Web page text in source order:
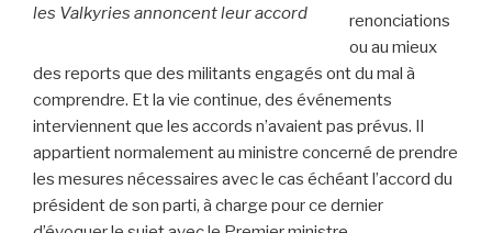
les Valkyries annoncent leur accord
renonciations
ou au mieux
des reports que des militants engagés ont du mal à
comprendre. Et la vie continue, des événements
interviennent que les accords n’avaient pas prévus. Il
appartient normalement au ministre concerné de prendre
les mesures nécessaires avec le cas échéant l’accord du
président de son parti, à charge pour ce dernier